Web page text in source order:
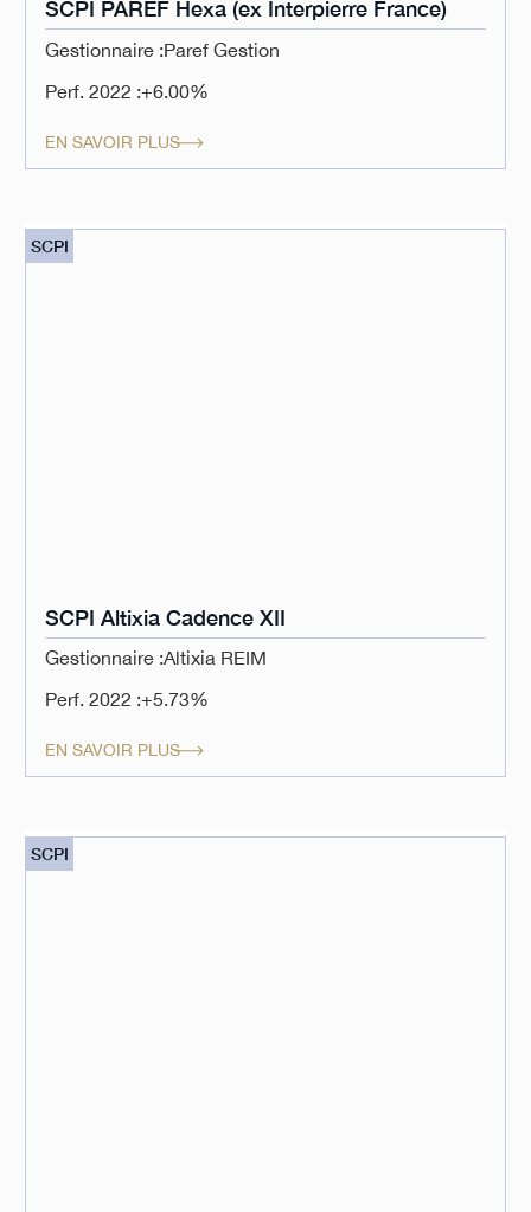
SCPI PAREF Hexa (ex Interpierre France)
Gestionnaire :Paref Gestion
Perf. 2022 :+6.00%
EN SAVOIR PLUS
SCPI
SCPI Altixia Cadence XII
Gestionnaire :Altixia REIM
Perf. 2022 :+5.73%
EN SAVOIR PLUS
SCPI